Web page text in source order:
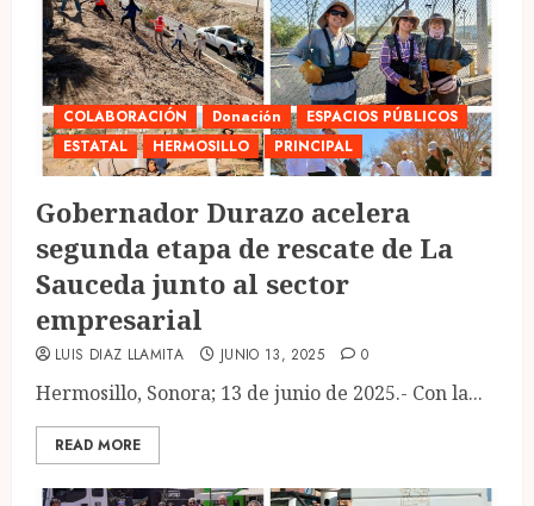
COLABORACIÓN Donación
ESPACIOS PÚBLICOS
ESTATAL
HERMOSILLO PRINCIPAL
Gobernador Durazo acelera
segunda etapa de rescate de La
Sauceda junto al sector
empresarial
LUIS DIAZ LLAMITA JUNIO 13, 2025 0
Hermosillo, Sonora; 13 de junio de 2025.- Con la...
READ MORE